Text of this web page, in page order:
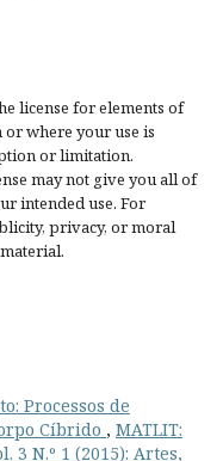
license for elements of
where your use is
or limitation.
may not give you all of
intended use. For
privacy, or moral
Processos de
Cíbrido , MATLIT:
N.º 1 (2015): Artes,